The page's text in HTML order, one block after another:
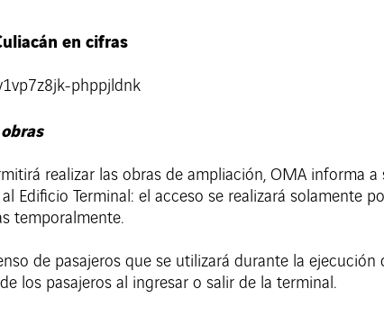
en cifras
realizar las obras de ampliación, OMA informa a
Edificio Terminal: el acceso se realizará solamente
temporalmente.
de pasajeros que se utilizará durante la
los pasajeros al ingresar o salir de la terminal.